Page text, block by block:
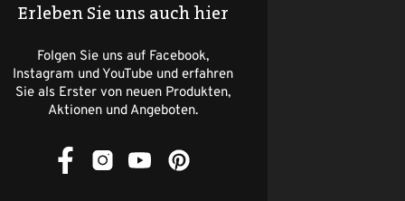
Erleben Sie uns auch hier
Folgen Sie uns auf Facebook,
Instagram und YouTube und erfahren
Sie als Erster von neuen Produkten,
Aktionen und Angeboten.